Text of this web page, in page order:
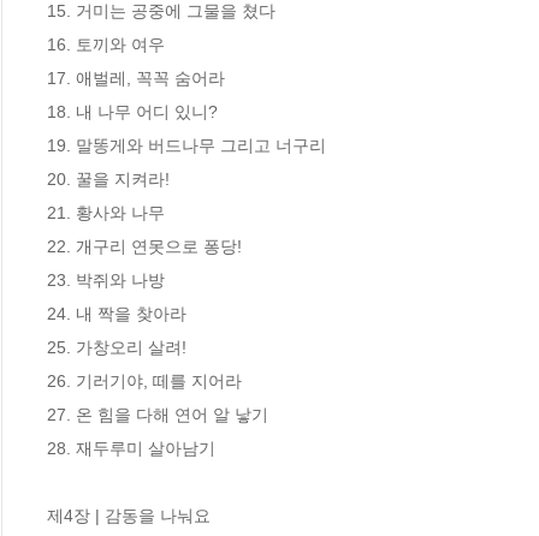
15. 거미는 공중에 그물을 쳤다
16. 토끼와 여우
17. 애벌레, 꼭꼭 숨어라
18. 내 나무 어디 있니?
19. 말똥게와 버드나무 그리고 너구리
20. 꿀을 지켜라!
21. 황사와 나무
22. 개구리 연못으로 퐁당!
23. 박쥐와 나방
24. 내 짝을 찾아라
25. 가창오리 살려!
26. 기러기야, 떼를 지어라
27. 온 힘을 다해 연어 알 낳기
28. 재두루미 살아남기
제4장 | 감동을 나눠요